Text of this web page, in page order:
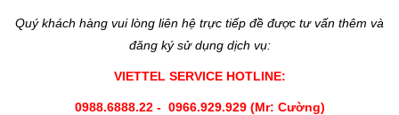
Quý khách hàng vui lòng liên hệ trực tiếp đề được tư vấn thêm và
đăng ký sử dụng dịch vụ:
VIETTEL SERVICE HOTLINE:
0988.6888.22 - 0966.929.929 (Mr: Cường)